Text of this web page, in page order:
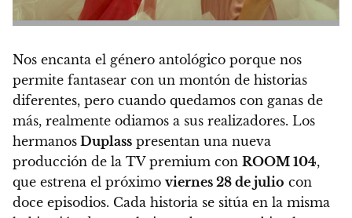
Nos encanta el género antológico porque nos
permite fantasear con un montón de historias
diferentes, pero cuando quedamos con ganas de
más, realmente odiamos a sus realizadores. Los
hermanos Duplass presentan una nueva
producción de la TV premium con ROOM 104,
que estrena el próximo viernes 28 de julio con
doce episodios. Cada historia se sitúa en la misma